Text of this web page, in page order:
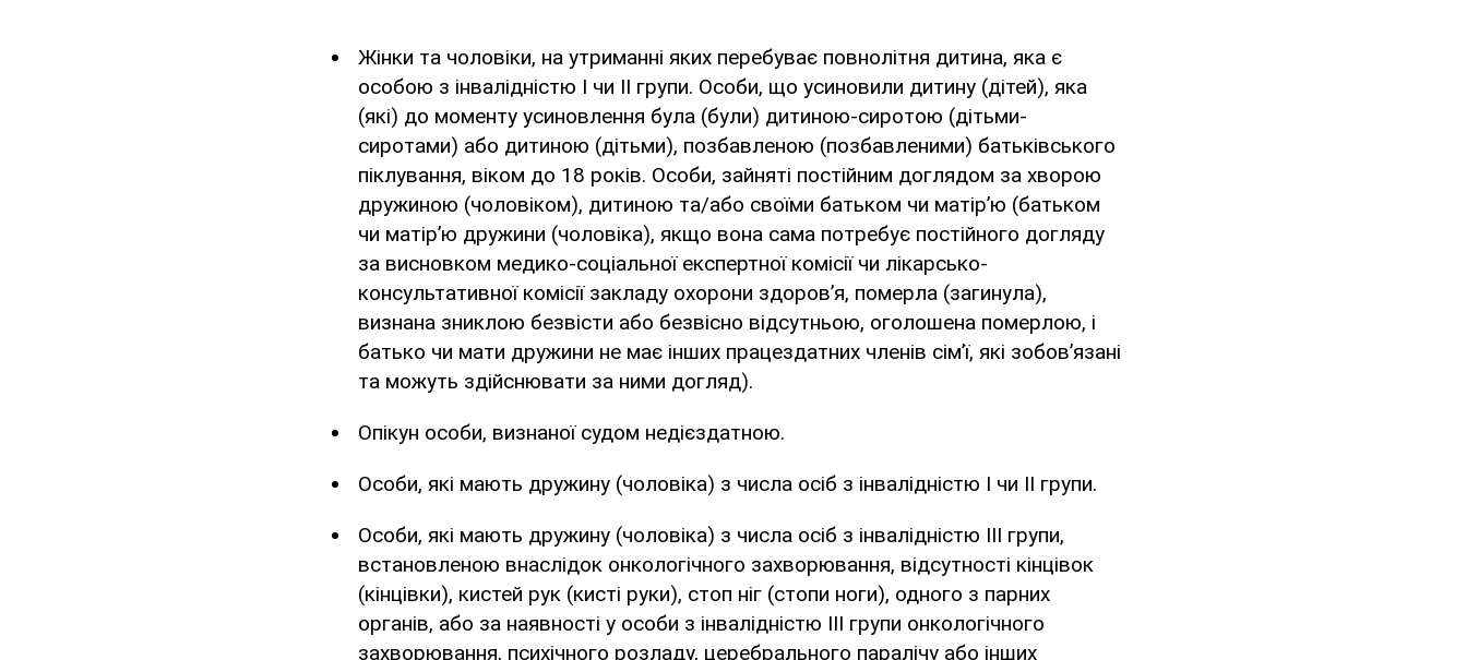
Жінки та чоловіки, на утриманні яких перебуває повнолітня дитина, яка є
особою з інвалідністю I чи II групи. Особи, що усиновили дитину (дітей), яка
(які) до моменту усиновлення була (були) дитиною-сиротою (дітьми-
сиротами) або дитиною (дітьми), позбавленою (позбавленими) батьківського
піклування, віком до 18 років. Особи, зайняті постійним доглядом за хворою
дружиною (чоловіком), дитиною та/або своїми батьком чи матір’ю (батьком
чи матір’ю дружини (чоловіка), якщо вона сама потребує постійного догляду
за висновком медико-соціальної експертної комісії чи лікарсько-
консультативної комісії закладу охорони здоров’я, померла (загинула),
визнана зниклою безвісти або безвісно відсутньою, оголошена померлою, і
батько чи мати дружини не має інших працездатних членів сім’ї, які зобов’язані
та можуть здійснювати за ними догляд).
Опікун особи, визнаної судом недієздатною.
Особи, які мають дружину (чоловіка) з числа осіб з інвалідністю І чи ІІ групи.
Особи, які мають дружину (чоловіка) з числа осіб з інвалідністю ІІІ групи,
встановленою внаслідок онкологічного захворювання, відсутності кінцівок
(кінцівки), кистей рук (кисті руки), стоп ніг (стопи ноги), одного з парних
органів, або за наявності у особи з інвалідністю ІІІ групи онкологічного
захворювання, психічного розладу, церебрального паралічу або інших